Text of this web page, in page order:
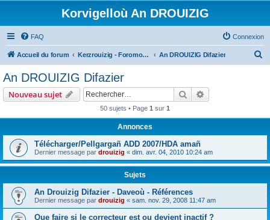
Korvigelloù An DROUIZIG
FAQ Connexion
Accueil du forum Kerzrouizig - Foromoù An Drouizig An DROUIZIG Difazier
e
r
An DROUIZIG Difazier
Nouveau sujet Rechercher
50 sujets • Page 1 sur 1
Annonces
Télécharger/Pellgargañ ADD 2007/HDA amañ
Dernier message par drouizig « dim. avr. 04, 2010 10:24 am
Sujets
An Drouizig Difazier - Daveoù - Références
Dernier message par drouizig « sam. nov. 29, 2008 11:47 am
Que faire si le correcteur est ou devient inactif ?